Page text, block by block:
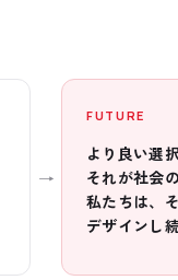
→
FUTURE
より良い選
それが社会
私たちは、
デザインし